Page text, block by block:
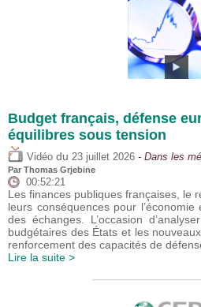
Budget français, défense
équilibres sous tension
Vidéo du 23 juillet 2026 - Dans les
Par Thomas Grjebine
00:52:21
Les finances publiques françaises, le
leurs conséquences pour
des échanges. L’occasion
budgétaires des États et les
renforcement des capacités de
Lire la suite >